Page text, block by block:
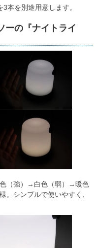
本を別途用意します。
ーの『ナイトライ
色（強）→白色（弱）→暖色
。シンプルで使いやすく、